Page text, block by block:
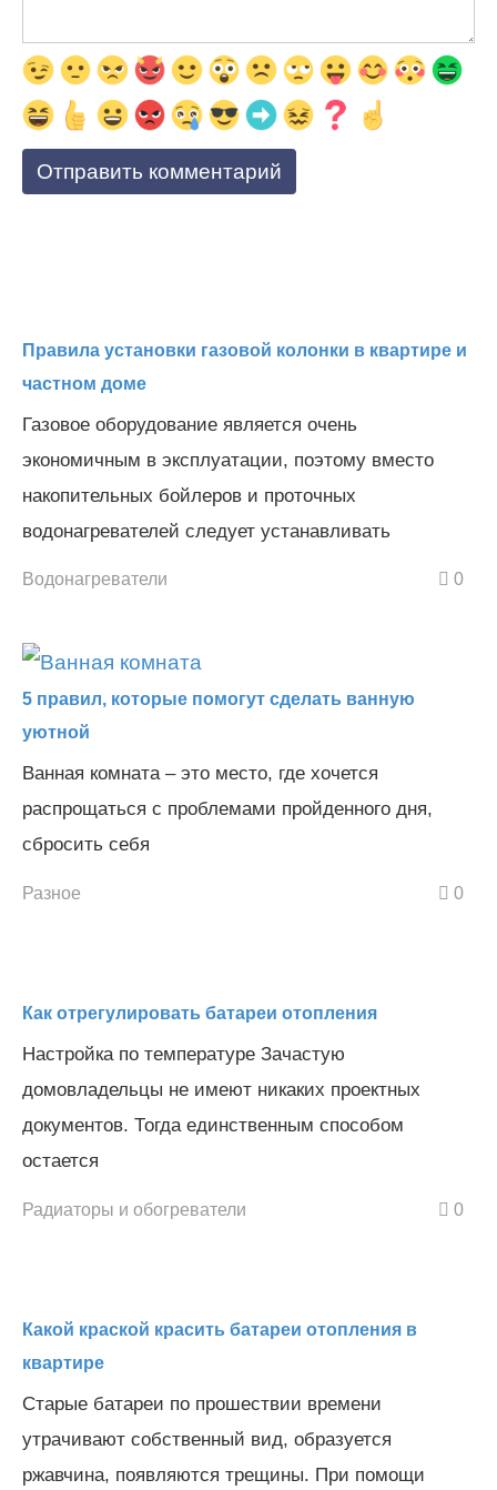
Правила установки газовой колонки в квартире и
частном доме
Газовое оборудование является очень
экономичным в эксплуатации, поэтому вместо
накопительных бойлеров и проточных
водонагревателей следует устанавливать
Водонагреватели 0
5 правил, которые помогут сделать ванную
уютной
Ванная комната – это место, где хочется
распрощаться с проблемами пройденного дня,
сбросить себя
Разное 0
Как отрегулировать батареи отопления
Настройка по температуре Зачастую
домовладельцы не имеют никаких проектных
документов. Тогда единственным способом
остается
Радиаторы и обогреватели 0
Какой краской красить батареи отопления в
квартире
Старые батареи по прошествии времени
утрачивают собственный вид, образуется
ржавчина, появляются трещины. При помощи